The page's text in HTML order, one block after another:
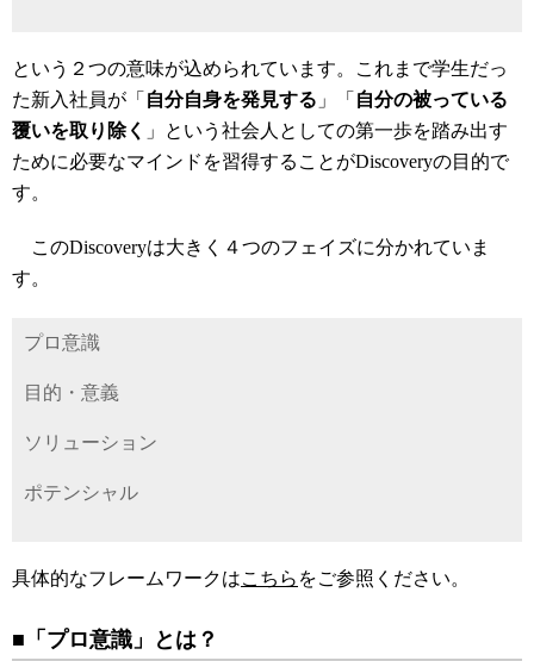
という２つの意味が込められています。これまで学生だっ
た新入社員が「 自分自身を発見する 」「 自分の被っている
覆いを取り除く 」という社会人としての第一歩を踏み出す
ために必要なマインドを習得することがDiscoveryの目的で
す。
このDiscoveryは大きく４つのフェイズに分かれていま
す。
プロ意識
目的・意義
ソリューション
ポテンシャル
具体的なフレームワークはこちら をご参照ください。
■「プロ意識」とは？